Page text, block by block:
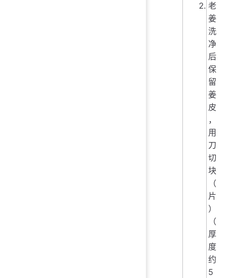
老
姜
洗
净
后
保
留
姜
皮
，
用
刀
切
块
（
片
）
（
厚
度
约
5